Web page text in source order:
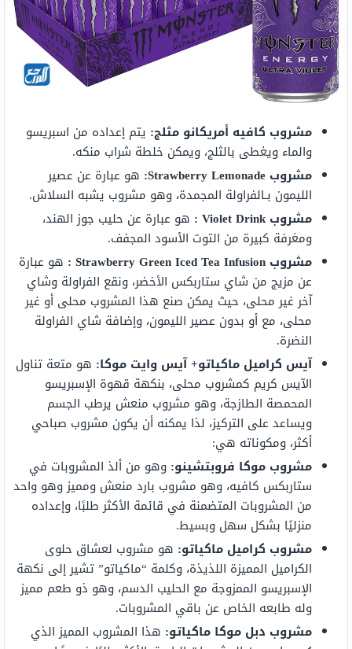
مشروب كافيه أمريكانو مثلج: يتم إعداده من اسبريسو
والماء ويغطى بالثلج، ويمكن خلطة شراب منكه.
مشروب Strawberry Lemonade:
هو عبارة عن عصير
الليمون بـالفراولة المجمدة، وهو مشروب يشبه السلاش.
مشروب Violet Drink :
هو عبارة عن حليب جوز الهند،
ومغرفة كبيرة من التوت الأسود المجفف.
مشروب Strawberry Green Iced Tea Infusion :
هو عبارة
عن مزيج من شاي ستاربكس الأخضر، ونقع الفراولة وشاي
آخر غير محلى، حيث يمكن صنع هذا المشروب محلى أو غير
محلى، مع أو بدون عصير الليمون، وإضافة شاي الفراولة
النضرة.
آيس كراميل ماكياتو+ آيس وايت موكا: هو متعة تناول
الآيس كريم كمشروب محلى، بنكهة قهوة الإسبريسو
المحمصة الطازجة، وهو مشروب منعش يرطب الجسم
ويساعد على التركيز، لذا يمكنه أن يكون مشروب صباحي
أكثر، ومكوناته هي:
مشروب موكا فروبتشينو: وهو من ألذ المشروبات في
ستاربكس كافيه، وهو مشروب بارد منعش ومميز وهو واحد
من المشروبات المتضمنة في قائمة الأكثر طلبًا، وإعداده
منزليًا بشكل سهل وبسيط.
مشروب كراميل ماكياتو: هو مشروب لعشاق حلوى
الكراميل المميزة اللذيذة، وكلمة “ماكياتو” تشير إلى نكهة
الإسبريسو الممزوجة مع الحليب الدسم، وهو ذو طعم مميز
وله طابعه الخاص عن باقي المشروبات.
مشروب دبل موكا ماكياتو: هذا المشروب المميز الذي